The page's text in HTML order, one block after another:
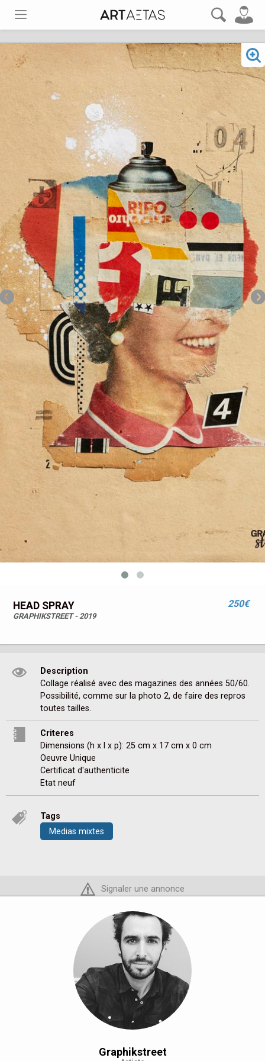
HEAD SPRAY
GRAPHIKSTREET - 2019
250€
Description
Collage réalisé avec des magazines des années 50/60.
Possibilité, comme sur la photo 2, de faire des repros
toutes tailles.
Criteres
Dimensions (h x l x p): 25 cm x 17 cm x 0 cm
Oeuvre Unique
Certificat d'authenticite
Etat neuf
Tags
Medias mixtes
Signaler une annonce
Graphikstreet